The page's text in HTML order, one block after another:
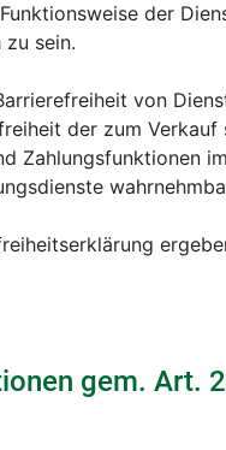
der
sein.
von
der zum
Zahlungsfunktionen
gem. Art.